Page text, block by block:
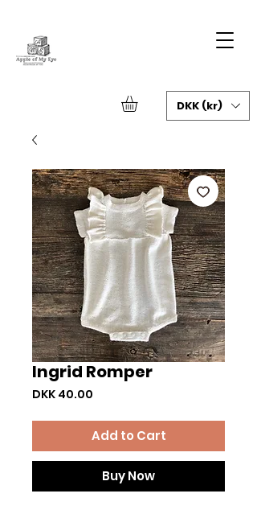
DKK (kr)
Ingrid Romper
DKK 40.00
Add to Cart
Buy Now